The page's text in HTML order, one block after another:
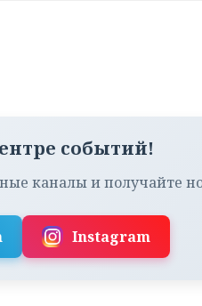
событий!
каналы и получайте
Instagram